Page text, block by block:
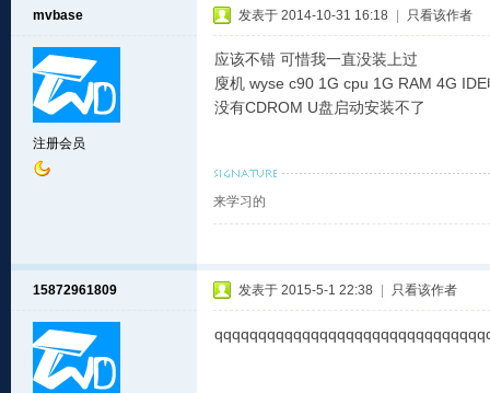
mvbase
注册会员
发表于 2014-10-31 16:18 只看该作者
应该不错 可惜我一直没装上过
廋机 wyse c90 1G cpu 1G RAM 4G
没有CDROM U盘启动安装不了
来学习的
15872961809 发表于 2015-5-1 22:38 只看该作者